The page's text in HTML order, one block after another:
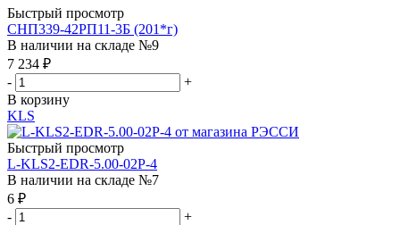
Быстрый просмотр
СНП339-42РП11-3Б (201*г)
В наличии на складе №9
7 234 ₽
-
+
В корзину
KLS
Быстрый просмотр
L-KLS2-EDR-5.00-02P-4
В наличии на складе №7
6 ₽
-
+